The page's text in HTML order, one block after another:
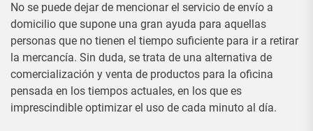
No se puede dejar de mencionar el servicio de envío a
domicilio que supone una gran ayuda para aquellas
personas que no tienen el tiempo suficiente para ir a retirar
la mercancía. Sin duda, se trata de una alternativa de
comercialización y venta de productos para la oficina
pensada en los tiempos actuales, en los que es
imprescindible optimizar el uso de cada minuto al día.